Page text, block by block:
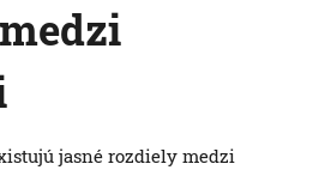
jasné rozdiely medzi